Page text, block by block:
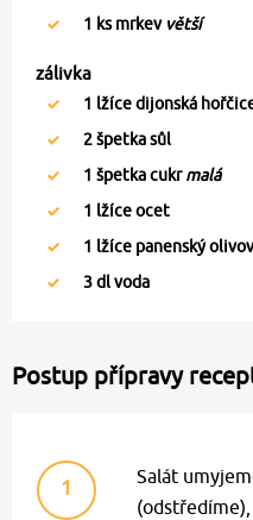
1 ks mrkev větší
zálivka
1 lžíce dijonská
2špetka sůl
1 špetka cukrmalá
1 lžíce ocet
1 lžíce panenský
3dl voda
Postup přípravy
1
Salát